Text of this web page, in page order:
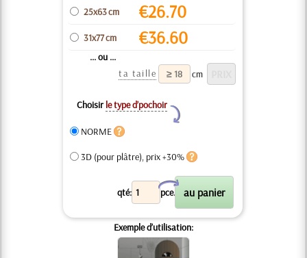
25x63 cm €26.70
31x77 cm €36.60
... ou ...
ta taille
cm
Choisir le type d’pochoir
Y
NORME
3D (pour plâtre), prix +30%
qté: pce.
X
Exemple d’utilisation: